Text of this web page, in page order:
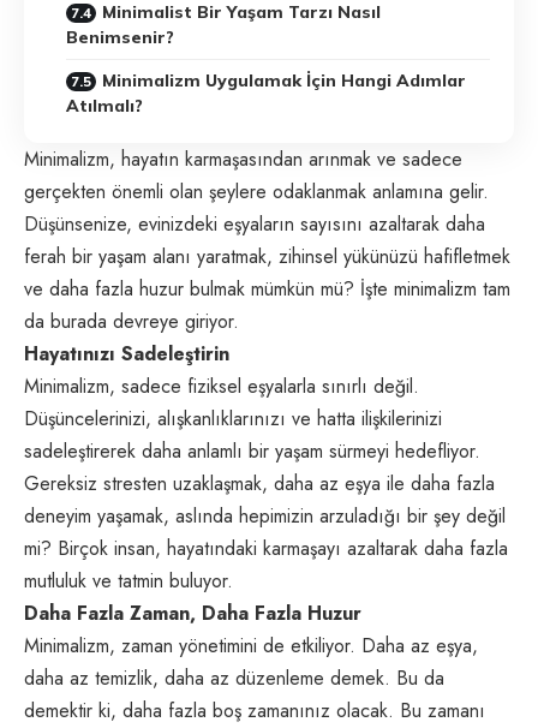
Minimalist Bir Yaşam Tarzı Nasıl
Benimsenir?
Minimalizm Uygulamak İçin Hangi Adımlar
Atılmalı?
Minimalizm, hayatın karmaşasından arınmak ve sadece
gerçekten önemli olan şeylere odaklanmak anlamına gelir.
Düşünsenize, evinizdeki eşyaların sayısını azaltarak daha
ferah bir yaşam alanı yaratmak, zihinsel yükünüzü hafifletmek
ve daha fazla huzur bulmak mümkün mü? İşte minimalizm tam
da burada devreye giriyor.
Hayatınızı Sadeleştirin
Minimalizm, sadece fiziksel eşyalarla sınırlı değil.
Düşüncelerinizi, alışkanlıklarınızı ve hatta ilişkilerinizi
sadeleştirerek daha anlamlı bir yaşam sürmeyi hedefliyor.
Gereksiz stresten uzaklaşmak, daha az eşya ile daha fazla
deneyim yaşamak, aslında hepimizin arzuladığı bir şey değil
mi? Birçok insan, hayatındaki karmaşayı azaltarak daha fazla
mutluluk ve tatmin buluyor.
Daha Fazla Zaman, Daha Fazla Huzur
Minimalizm, zaman yönetimini de etkiliyor. Daha az eşya,
daha az temizlik, daha az düzenleme demek. Bu da
demektir ki, daha fazla boş zamanınız olacak. Bu zamanı